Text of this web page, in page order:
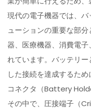
現代の電子機器では、
ューションの重要な部
器、医療機器、消費電
れています。バッテリ
した接続を達成するた
コネクタ（Battery
その中で、圧接端子（